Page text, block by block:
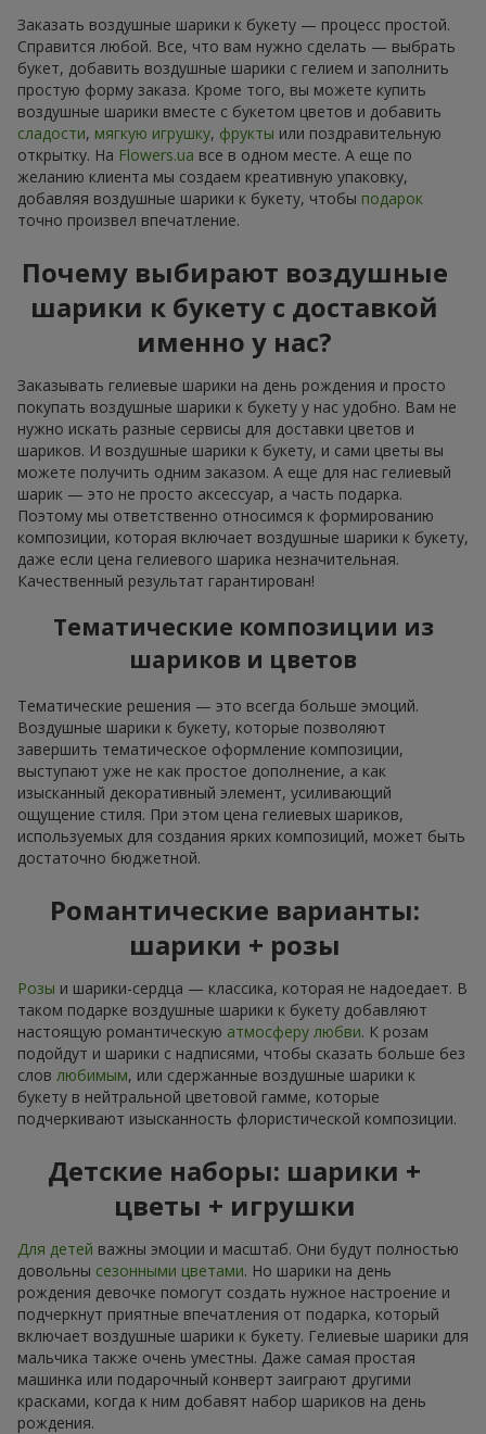
Заказать воздушные шарики к букету — процесс простой.
Справится любой. Все, что вам нужно сделать — выбрать
букет, добавить воздушные шарики с гелием и заполнить
простую форму заказа. Кроме того, вы можете купить
воздушные шарики вместе с букетом цветов и добавить
сладости, мягкую игрушку, фрукты или поздравительную
открытку. На Flowers.ua все в одном месте. А еще по
желанию клиента мы создаем креативную упаковку,
добавляя воздушные шарики к букету, чтобы подарок
точно произвел впечатление.
Почему выбирают воздушные
шарики к букету с доставкой
именно у нас?
Заказывать гелиевые шарики на день рождения и просто
покупать воздушные шарики к букету у нас удобно. Вам не
нужно искать разные сервисы для доставки цветов и
шариков. И воздушные шарики к букету, и сами цветы вы
можете получить одним заказом. А еще для нас гелиевый
шарик — это не просто аксессуар, а часть подарка.
Поэтому мы ответственно относимся к формированию
композиции, которая включает воздушные шарики к букету,
даже если цена гелиевого шарика незначительная.
Качественный результат гарантирован!
Тематические композиции из
шариков и цветов
Тематические решения — это всегда больше эмоций.
Воздушные шарики к букету, которые позволяют
завершить тематическое оформление композиции,
выступают уже не как простое дополнение, а как
изысканный декоративный элемент, усиливающий
ощущение стиля. При этом цена гелиевых шариков,
используемых для создания ярких композиций, может быть
достаточно бюджетной.
Романтические варианты:
шарики + розы
Розы и шарики-сердца — классика, которая не надоедает. В
таком подарке воздушные шарики к букету добавляют
настоящую романтическую атмосферу любви. К розам
подойдут и шарики с надписями, чтобы сказать больше без
слов любимым, или сдержанные воздушные шарики к
букету в нейтральной цветовой гамме, которые
подчеркивают изысканность флористической композиции.
Детские наборы: шарики +
цветы + игрушки
Для детей важны эмоции и масштаб. Они будут полностью
довольны сезонными цветами. Но шарики на день
рождения девочке помогут создать нужное настроение и
подчеркнут приятные впечатления от подарка, который
включает воздушные шарики к букету. Гелиевые шарики для
мальчика также очень уместны. Даже самая простая
машинка или подарочный конверт заиграют другими
красками, когда к ним добавят набор шариков на день
рождения.